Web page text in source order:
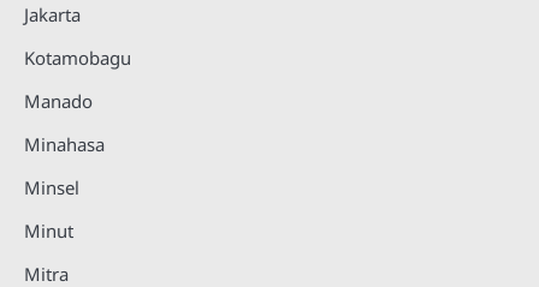
Jakarta
Kotamobagu
Manado
Minahasa
Minsel
Minut
Mitra